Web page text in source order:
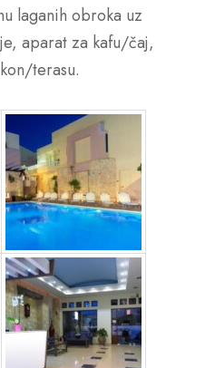
laganih obroka uz
aparat za kafu/čaj,
terasu.